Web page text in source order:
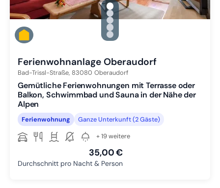
gallery.slide_selector
Zu Slide 1 wechseln
Zu Slide 2 wechseln
Zu Slide 3 wechseln
Zu Slide 4 wechseln
Zu Slide 5 wechseln
Ferienwohnanlage Oberaudorf
Bad-Trissl-Straße, 83080 Oberaudorf
Gemütliche Ferienwohnungen mit Terrasse oder
Balkon, Schwimmbad und Sauna in der Nähe der
Alpen
Ferienwohnung Ganze Unterkunft (2 Gäste)
+ 19 weitere
35,00 €
Durchschnitt pro Nacht & Person